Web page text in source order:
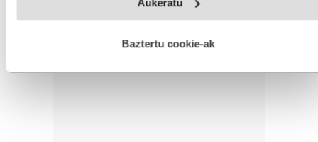
fitxategiak erabiltzen ditu. Zure esperientzia eta zerbitzuak
esplizitua ematen diguzu.Gehiago irakurri
Baztertu cookie-ak